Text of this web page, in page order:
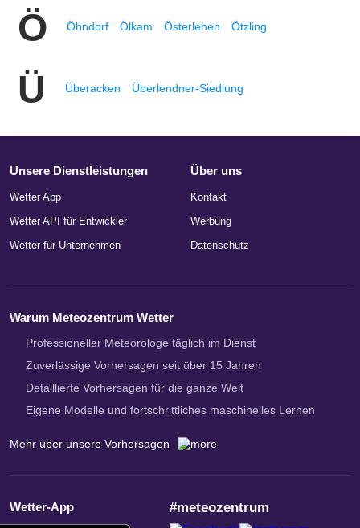
Ö Öhndorf Ölkam Österlehen Ötzling
Ü Überacken Überlendner-Siedlung
Unsere Dienstleistungen
Wetter App
Wetter API für Entwickler
Wetter für Unternehmen
Über uns
Kontakt
Werbung
Datenschutz
Warum Meteozentrum Wetter
Professioneller Meteorologe täglich im Dienst
Zuverlässige Vorhersagen seit über 15 Jahren
Detaillierte Vorhersagen für die ganze Welt
Eigene Modelle und fortschrittliches maschinelles Lernen
Mehr über unsere Vorhersagen
Wetter-App #meteozentrum